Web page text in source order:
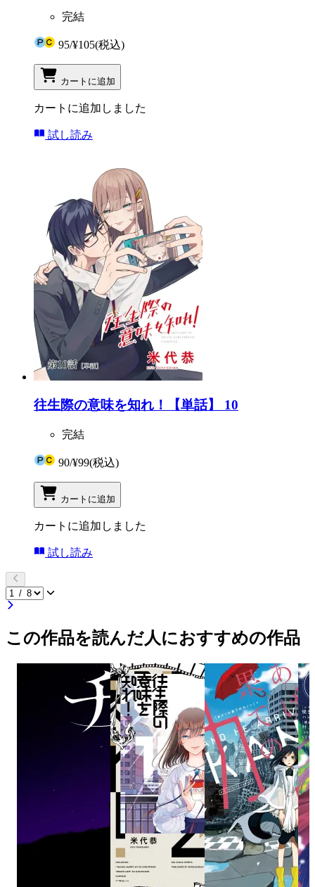
完結
95/¥105(税込)
カートに追加
カートに追加しました
試し読み
往生際の意味を知れ！【単話】 10
完結
90/¥99(税込)
カートに追加
カートに追加しました
試し読み
この作品を読んだ人におすすめの作品